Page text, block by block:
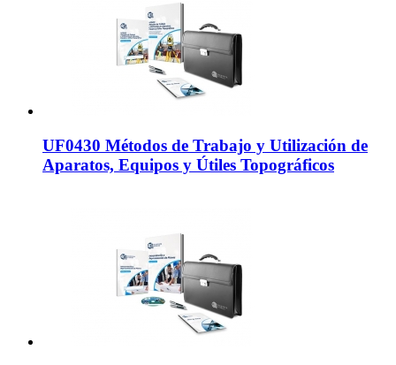
UF0430 Métodos de Trabajo y Utilización de
Aparatos, Equipos y Útiles Topográficos